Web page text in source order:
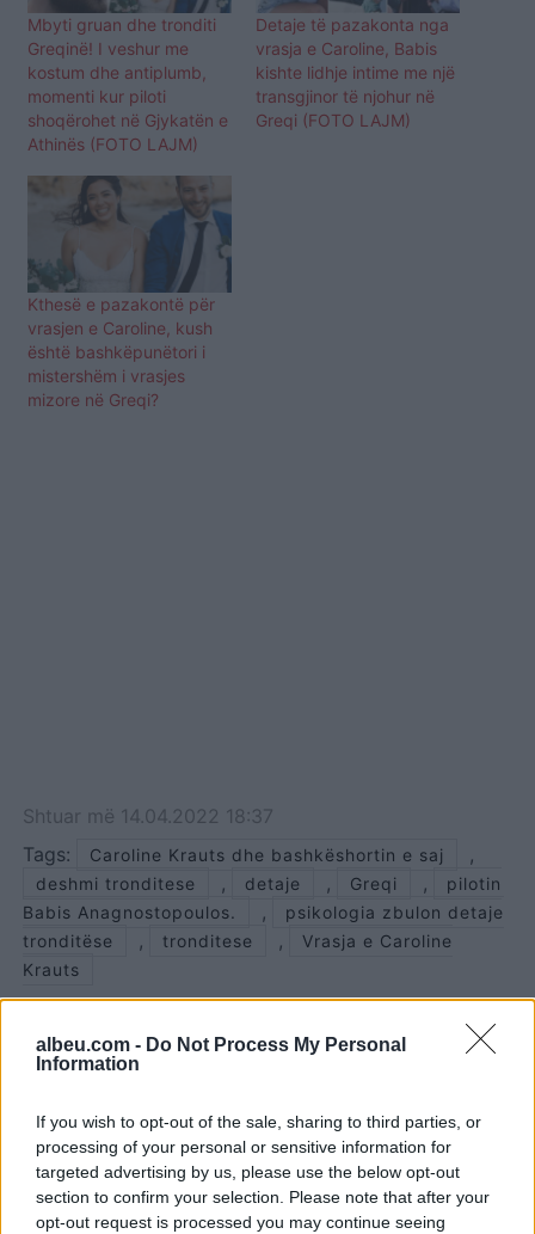
albeu.com - Do Not Process My Personal
Information
If you wish to opt-out of the sale, sharing to third parties, or
processing of your personal or sensitive information for
targeted advertising by us, please use the below opt-out
section to confirm your selection. Please note that after your
opt-out request is processed you may continue seeing
Mbyti gruan dhe tronditi
Greqinë! I veshur me
kostum dhe antiplumb,
momenti kur piloti
shoqërohet në Gjykatën e
Athinës (FOTO LAJM)
Detaje të pazakonta nga
vrasja e Caroline, Babis
kishte lidhje intime me një
transgjinor të njohur në
Greqi (FOTO LAJM)
Kthesë e pazakontë për
vrasjen e Caroline, kush
është bashkëpunëtori i
mistershëm i vrasjes
mizore në Greqi?
Shtuar më 14.04.2022 18:37
Tags:
Caroline Krauts dhe bashkëshortin e saj ,
deshmi tronditese , detaje , Greqi ,
pilotin
Babis Anagnostopoulos.
,
psikologia zbulon detaje
tronditëse
, tronditese ,
Vrasja e Caroline
Krauts